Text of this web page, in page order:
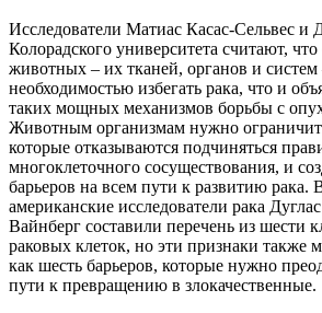
Исследователи Матиас Касас-Сельвес и
Колорадского университета считают,
животных – их тканей, органов и систем
необходимостью избегать рака, что и
таких мощных механизмов борьбы с
Животным организмам нужно
которые отказываются подчиняться
многоклеточного сосуществования, и
барьеров на всем пути к развитию рака.
американские исследователи рака
Вайнберг составили перечень из шести
раковых клеток, но эти признаки также
как шесть барьеров, которые нужно
пути к превращению в злокачественные.